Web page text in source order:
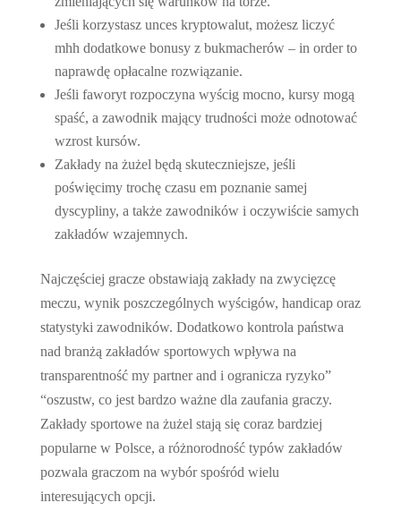
Jeśli korzystasz unces kryptowalut, możesz liczyć
mhh dodatkowe bonusy z bukmacherów – in order to
naprawdę opłacalne rozwiązanie.
Jeśli faworyt rozpoczyna wyścig mocno, kursy mogą
spaść, a zawodnik mający trudności może odnotować
wzrost kursów.
Zakłady na żużel będą skuteczniejsze, jeśli
poświęcimy trochę czasu em poznanie samej
dyscypliny, a także zawodników i oczywiście samych
zakładów wzajemnych.
Najczęściej gracze obstawiają zakłady na zwycięzcę
meczu, wynik poszczególnych wyścigów, handicap oraz
statystyki zawodników. Dodatkowo kontrola państwa
nad branżą zakładów sportowych wpływa na
transparentność my partner and i ogranicza ryzyko”
“oszustw, co jest bardzo ważne dla zaufania graczy.
Zakłady sportowe na żużel stają się coraz bardziej
popularne w Polsce, a różnorodność typów zakładów
pozwala graczom na wybór spośród wielu
interesujących opcji.